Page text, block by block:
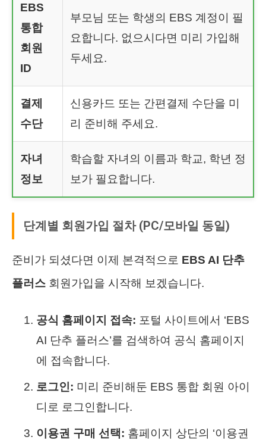
EBS
통합
회원
ID
부모님 또는 학생의 EBS 계정이 필
요합니다. 없으시다면 미리 가입해
두세요.
결제
수단
신용카드 또는 간편결제 수단을 미
리 준비해 주세요.
자녀
정보
학습할 자녀의 이름과 학교, 학년 정
보가 필요합니다.
단계별 회원가입 절차 (PC/모바일 동일)
준비가 되셨다면 이제 본격적으로 EBS AI 단추
플러스 회원가입을 시작해 보겠습니다.
공식 홈페이지 접속: 포털 사이트에서 ‘EBS
AI 단추 플러스’를 검색하여 공식 홈페이지
에 접속합니다.
로그인: 미리 준비해둔 EBS 통합 회원 아이
디로 로그인합니다.
이용권 구매 선택: 홈페이지 상단의 ‘이용권